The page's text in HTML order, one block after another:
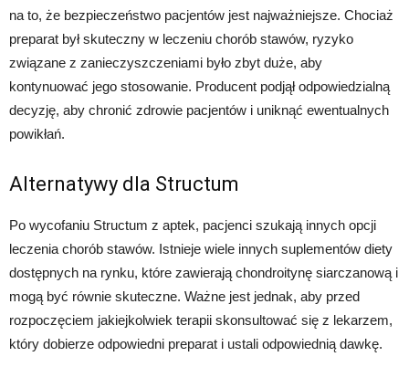
na to, że bezpieczeństwo pacjentów jest najważniejsze. Chociaż
preparat był skuteczny w leczeniu chorób stawów, ryzyko
związane z zanieczyszczeniami było zbyt duże, aby
kontynuować jego stosowanie. Producent podjął odpowiedzialną
decyzję, aby chronić zdrowie pacjentów i uniknąć ewentualnych
powikłań.
Alternatywy dla Structum
Po wycofaniu Structum z aptek, pacjenci szukają innych opcji
leczenia chorób stawów. Istnieje wiele innych suplementów diety
dostępnych na rynku, które zawierają chondroitynę siarczanową i
mogą być równie skuteczne. Ważne jest jednak, aby przed
rozpoczęciem jakiejkolwiek terapii skonsultować się z lekarzem,
który dobierze odpowiedni preparat i ustali odpowiednią dawkę.